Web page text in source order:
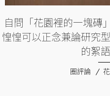
自問「花園裡的一塊磚
惶惶可以正念兼論研究
的絮
圈評論